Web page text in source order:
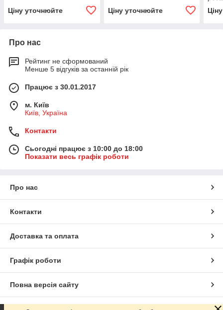
Ціну уточнюйте Ціну уточнюйте
Про нас
Рейтинг не сформований
Менше 5 відгуків за останній рік
Працює з 30.01.2017
м. Київ
Київ, Україна
Контакти
Сьогодні працює з 10:00 до 18:00
Показати весь графік роботи
Про нас
Контакти
Доставка та оплата
Графік роботи
Повна версія сайту